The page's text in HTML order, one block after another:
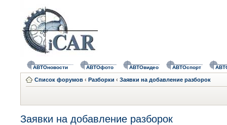
АВТОновости АВТОфото АВТОвидео АВТОспорт
Список форумов ‹ Разборки ‹ Заявки на добавление разборок
Заявки на добавление разборок